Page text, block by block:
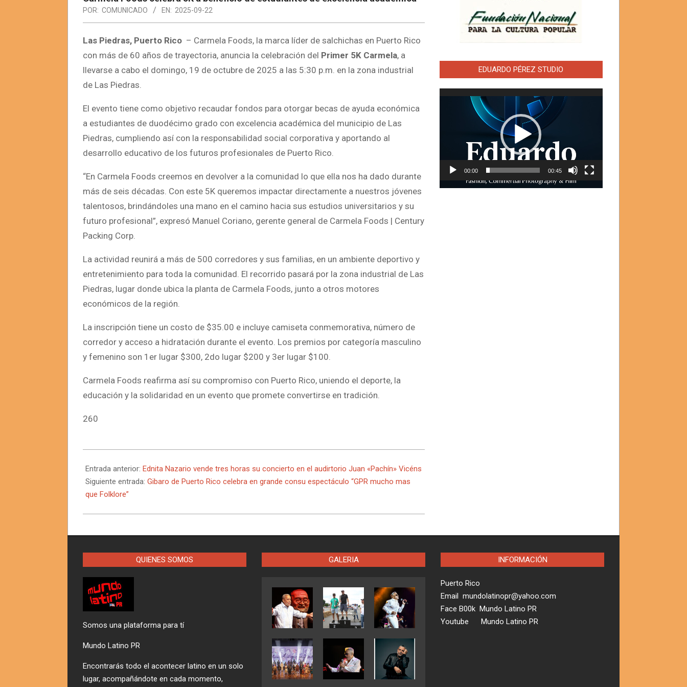
POR: COMUNICADO EN: 2025-09-22
Las Piedras, Puerto Rico – Carmela Foods, la marca líder de salchichas en Puerto Rico
con más de 60 años de trayectoria, anuncia la celebración del Primer 5K Carmela, a
llevarse a cabo el domingo, 19 de octubre de 2025 a las 5:30 p.m. en la zona industrial
de Las Piedras.
El evento tiene como objetivo recaudar fondos para otorgar becas de ayuda económica
a estudiantes de duodécimo grado con excelencia académica del municipio de Las
Piedras, cumpliendo así con la responsabilidad social corporativa y aportando al
desarrollo educativo de los futuros profesionales de Puerto Rico.
“En Carmela Foods creemos en devolver a la comunidad lo que ella nos ha dado durante
más de seis décadas. Con este 5K queremos impactar directamente a nuestros jóvenes
talentosos, brindándoles una mano en el camino hacia sus estudios universitarios y su
futuro profesional”, expresó Manuel Coriano, gerente general de Carmela Foods | Century
Packing Corp.
La actividad reunirá a más de 500 corredores y sus familias, en un ambiente deportivo y
entretenimiento para toda la comunidad. El recorrido pasará por la zona industrial de Las
Piedras, lugar donde ubica la planta de Carmela Foods, junto a otros motores
económicos de la región.
La inscripción tiene un costo de $35.00 e incluye camiseta conmemorativa, número de
corredor y acceso a hidratación durante el evento. Los premios por categoría masculino
y femenino son 1er lugar $300, 2do lugar $200 y 3er lugar $100.
Carmela Foods reafirma así su compromiso con Puerto Rico, uniendo el deporte, la
educación y la solidaridad en un evento que promete convertirse en tradición.
260
09-
22
Entrada anterior: Ednita Nazario vende tres horas su concierto en el audirtorio Juan «Pachín» Vicéns
Siguiente entrada: Gibaro de Puerto Rico celebra en grande consu espectáculo “GPR mucho mas
que Folklore”
EDUARDO PÉREZ STUDIO
Reproductor
00:00 00:45
QUIENES SOMOS
Somos una plataforma para tí
Mundo Latino PR
Encontrarás todo el acontecer latino en un solo
lugar, acompañándote en cada momento,
GALERIA INFORMACIÓN
Puerto Rico
Email mundolatinopr@yahoo.com
Face B00k Mundo Latino PR
Youtube Mundo Latino PR